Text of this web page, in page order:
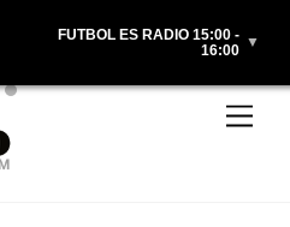
FÚTBOL ES RADIO 15:00 -
16:00 ▼